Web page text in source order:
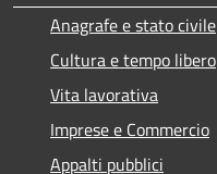
Anagrafe e stato civile
Cultura e tempo libero
Vita lavorativa
Imprese e Commercio
Appalti pubblici